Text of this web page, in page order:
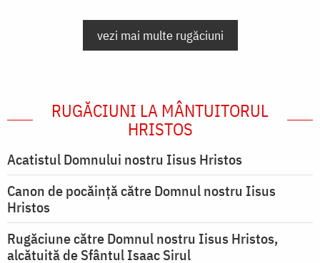
vezi mai multe rugăciuni
RUGĂCIUNI LA MÂNTUITORUL
HRISTOS
Acatistul Domnului nostru Iisus Hristos
Canon de pocăință către Domnul nostru Iisus
Hristos
Rugăciune către Domnul nostru Iisus Hristos,
alcătuită de Sfântul Isaac Sirul